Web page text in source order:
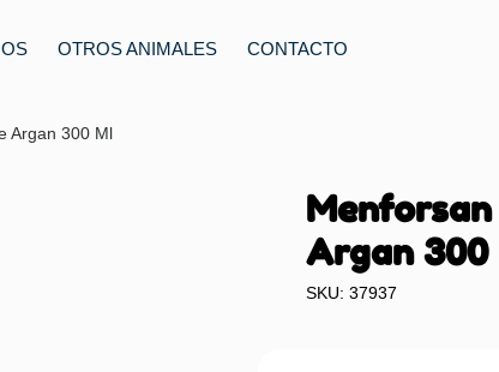
OTROS ANIMALES CONTACTO
Argan 300 Ml
Argan 300
SKU: 37937